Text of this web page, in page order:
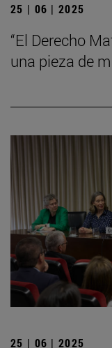
25 | 06 | 2025
“El Derecho
una pieza de
25 | 06 | 2025